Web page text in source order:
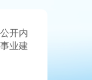
开内
业建